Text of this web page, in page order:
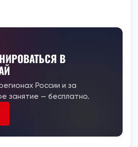
В
России и за
занятие — бесплатно.